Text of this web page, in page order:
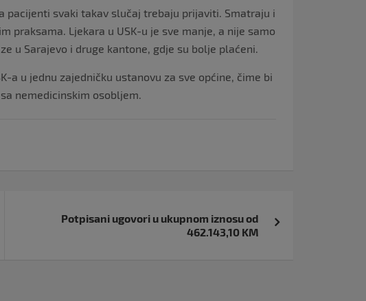
pacijenti svaki takav slučaj trebaju prijaviti. Smatraju i
praksama. Ljekara u USK-u je sve manje, a nije samo
u Sarajevo i druge kantone, gdje su bolje plaćeni.
a u jednu zajedničku ustanovu za sve općine, čime bi
nemedicinskim osobljem.
Potpisani ugovori u ukupnom iznosu od
462.143,10 KM